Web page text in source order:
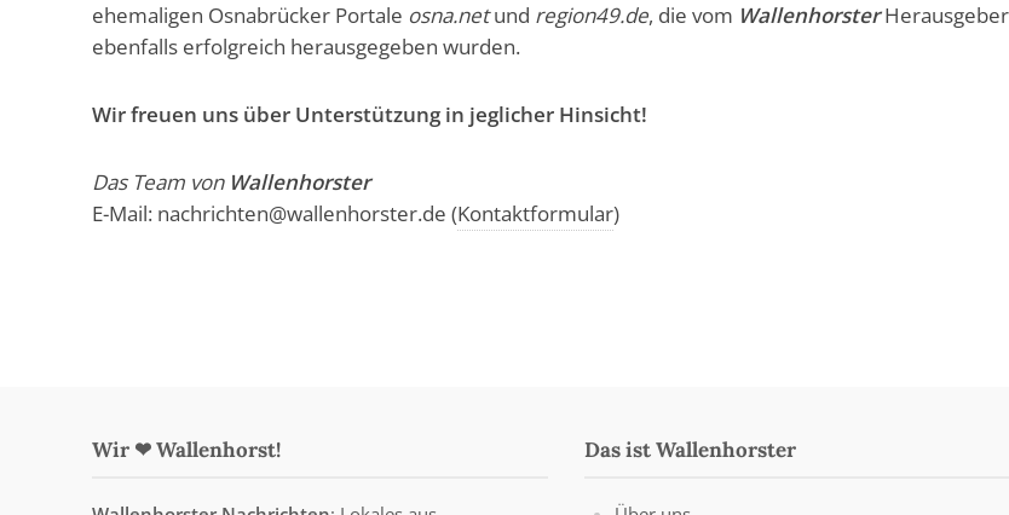
ehemaligen Osnabrücker Portale osna.netund region49.de, die vom Wallenhorster
ebenfalls erfolgreich herausgegeben wurden.
Wir freuen uns über Unterstützung in jeglicher Hinsicht!
Das Team von Wallenhorster
E-Mail: nachricht
(Kontaktformular)
Wir ❤ Wallenhorst! Das ist Wallenhorster